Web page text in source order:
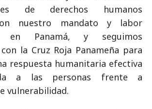
de derechos humanos
nuestro mandato y labor
en Panamá, y seguimos
la Cruz Roja Panameña para
respuesta humanitaria efectiva
a las personas frente a
vulnerabilidad.